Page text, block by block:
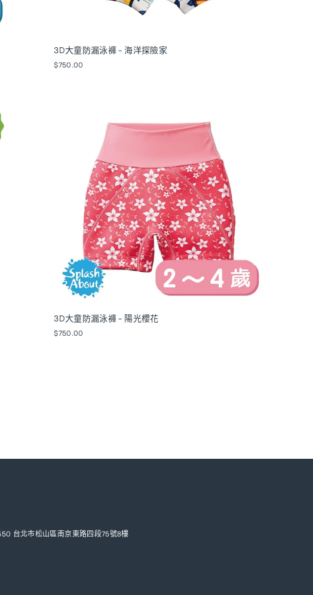
3D大童防漏泳褲 - 海洋探險家
$750.00
3D大童防漏泳褲 - 陽光櫻花
$750.00
台北市松山區南京東路四段75號8樓